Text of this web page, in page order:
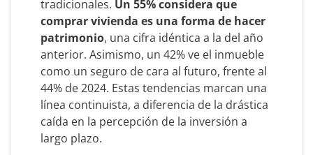
tradicionales. Un 55% considera que
comprar vivienda es una forma de hacer
patrimonio, una cifra idéntica a la del año
anterior. Asimismo, un 42% ve el inmueble
como un seguro de cara al futuro, frente al
44% de 2024. Estas tendencias marcan una
línea continuista, a diferencia de la drástica
caída en la percepción de la inversión a
largo plazo.